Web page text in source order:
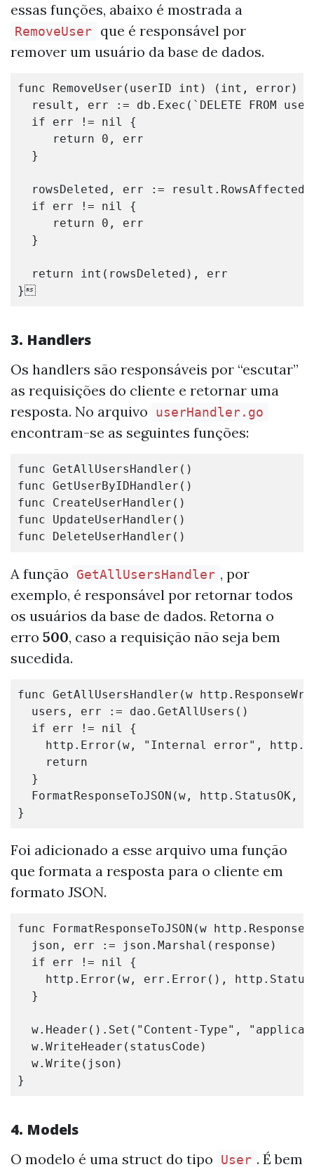
essas funções, abaixo é mostrada a
RemoveUser
que é responsável por
remover um usuário da base de dados.
func RemoveUser ( userID int ) ( int , error )
result , err := db . Exec ( `DELETE FROM
if
err != nil
{
return
0 ,
err
}
rowsDeleted , err := result . RowsAffected
if
err != nil
{
return
0 ,
err
}
return int ( rowsDeleted ),
err
}
3. Handlers
Os handlers são responsáveis por “escutar”
as requisições do cliente e retornar uma
resposta. No arquivo
userHandler.go
encontram-se as seguintes funções:
func GetAllUsersHandler ()
func GetUserByIDHandler ()
func
CreateUserHandler ()
func
UpdateUserHandler ()
func
DeleteUserHandler ()
A função GetAllUsersHandler , por
exemplo, é responsável por retornar todos
os usuários da base de dados. Retorna o
erro 500, caso a requisição não seja bem
sucedida.
func GetAllUsersHandler (w http .
users , err := dao . GetAllUsers ()
if
err != nil
{
http . Error (w , "Internal error" , http .
return
}
FormatResponseToJSON (w , http . StatusOK ,
}
Foi adicionado a esse arquivo uma função
que formata a resposta para o cliente em
formato JSON.
func FormatResponseToJSON (w http .
json , err := json . Marshal ( response )
if
err != nil
{
http . Error (w , err . Error (), http .
}
w. Header () . Set ( "Content-Type" ,
w. WriteHeader ( statusCode )
w. Write ( json )
}
4. Models
O modelo é uma struct do tipo User . É bem